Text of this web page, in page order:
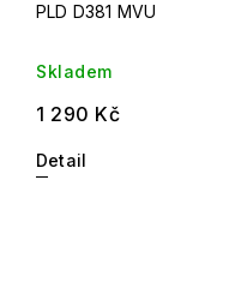
PLD D381 MVU
Skladem
1 290 Kč
Detail